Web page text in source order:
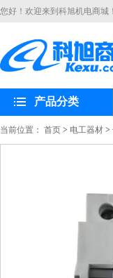
您好！欢迎来到科旭机电商城
产品分类
当前位置： 首页 > 电工器材 >